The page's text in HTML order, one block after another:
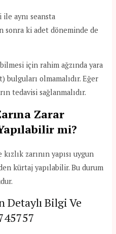
aynı seansta
sonra ki adet döneminde de
için rahim ağzında yara
olmamalıdır. Eğer
tedavisi sağlanmalıdır.
Zarar
mi?
zarının yapısı uygun
kürtaj yapılabilir. Bu durum
Detaylı Bilgi Ve